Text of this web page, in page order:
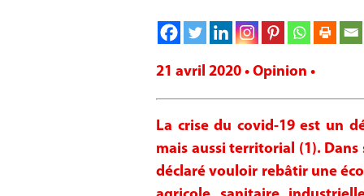
21 avril 2020 • Opinion •
La crise du covid-19 est un
mais aussi territorial (1).
déclaré vouloir rebâtir une